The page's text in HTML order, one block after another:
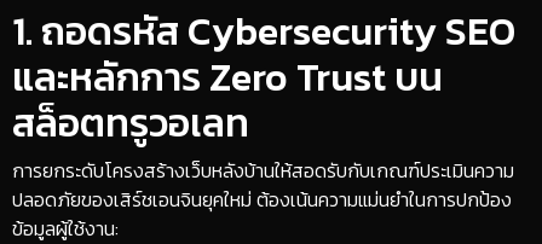
​1. ถอดรหัส Cybersecurity SEO
และหลักการ Zero Trust บน
สล็อตทรูวอเลท
​การยกระดับโครงสร้างเว็บหลังบ้านให้สอดรับกับเกณฑ์ประเมินความ
ปลอดภัยของเสิร์ชเอนจินยุคใหม่ ต้องเน้นความแม่นยำในการปกป้อง
ข้อมูลผู้ใช้งาน: